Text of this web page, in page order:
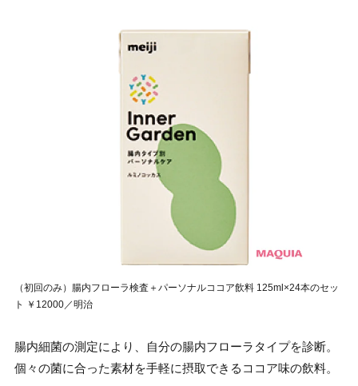
（初回のみ）腸内フローラ検査＋パーソナルココア飲料 125ml×24本のセッ
ト ￥12000／明治
腸内細菌の測定により、自分の腸内フローラタイプを診断。
個々の菌に合った素材を手軽に摂取できるココア味の飲料。